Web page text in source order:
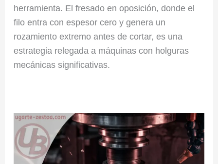
herramienta. El fresado en oposición, donde el
filo entra con espesor cero y genera un
rozamiento extremo antes de cortar, es una
estrategia relegada a máquinas con holguras
mecánicas significativas.